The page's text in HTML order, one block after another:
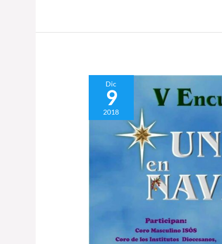
Dic
9
2018
Encuentro
«Unidos